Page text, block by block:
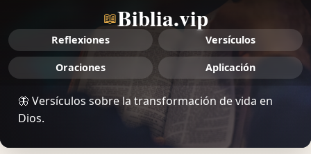
📖Biblia.vip
Reflexiones Versículos
Oraciones Aplicación
🦋 Versículos sobre la transformación de vida en
Dios.